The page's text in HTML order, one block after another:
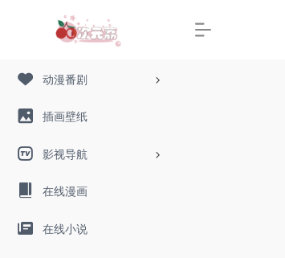
动漫番剧
插画壁纸
影视导航
在线漫画
在线小说